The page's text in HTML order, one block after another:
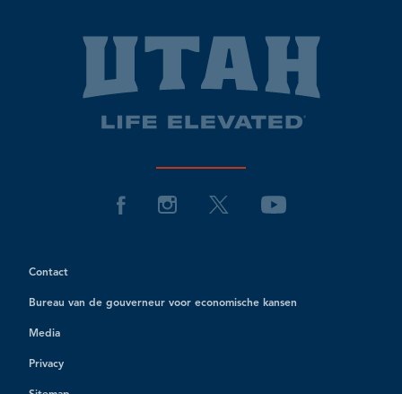
Contact
Bureau van de gouverneur voor economische kansen
Media
Privacy